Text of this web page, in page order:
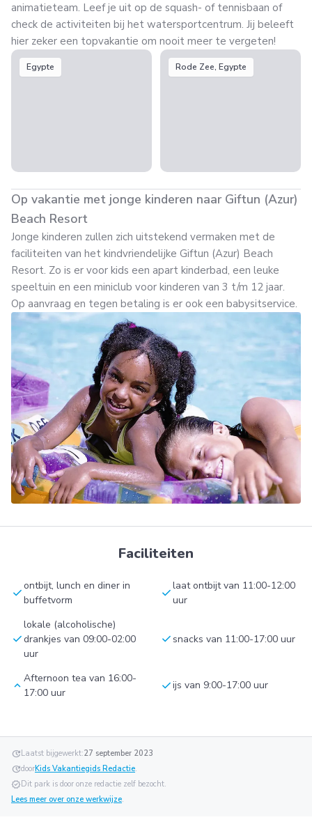
animatieteam. Leef je uit op de squash- of tennisbaan of
check de activiteiten bij het watersportcentrum. Jij beleeft
hier zeker een topvakantie om nooit meer te vergeten!
Egypte Rode Zee, Egypte
Op vakantie met jonge kinderen naar Giftun (Azur)
Beach Resort
Jonge kinderen zullen zich uitstekend vermaken met de
faciliteiten van het kindvriendelijke Giftun (Azur) Beach
Resort. Zo is er voor kids een apart kinderbad, een leuke
speeltuin en een miniclub voor kinderen van 3 t/m 12 jaar.
Op aanvraag en tegen betaling is er ook een babysitservice.
Faciliteiten
checkontbijt, lunch en diner in
buffetvorm
checklaat ontbijt van 11:00-12:00
uur
check
lokale (alcoholische)
drankjes van 09:00-02:00
uur
check snacks van 11:00-17:00 uur
keyboard_arrow_up Afternoon tea van 16:00-
17:00 uur
checkijs van 9:00-17:00 uur
update Laatst bijgewerkt:27 september 2023
updatedoorKids Vakantiegids Redactie.
verified Dit park is door onze redactie zelf bezocht.
Lees meer over onze werkwijze.